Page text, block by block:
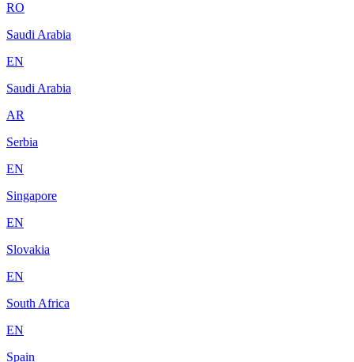
RO
Saudi Arabia
EN
Saudi Arabia
AR
Serbia
EN
Singapore
EN
Slovakia
EN
South Africa
EN
Spain